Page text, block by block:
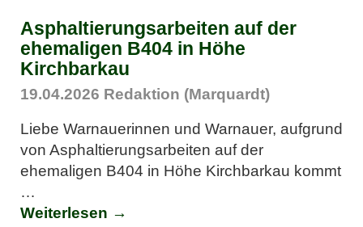
Asphaltierungsarbeiten auf der
ehemaligen B404 in Höhe
Kirchbarkau
19.04.2026 Redaktion (Marquardt)
Liebe Warnauerinnen und Warnauer, aufgrund
von Asphaltierungsarbeiten auf der
ehemaligen B404 in Höhe Kirchbarkau kommt
…
Weiterlesen →